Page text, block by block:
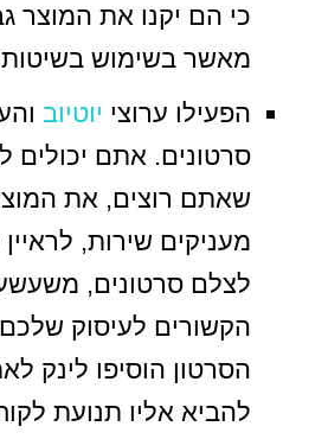
כי הם יקנו את המוצר
מאשר בשימוש
הפעילו ערוצי יוטיוב
סרטונים. אתם יכולים
שאתם רוצים, את
מעניקים שירות,
לצלם סרטונים,
הקשורים לעיסוק שלכם
הסרטון הוסיפו לינק
להביא אליו תנועת